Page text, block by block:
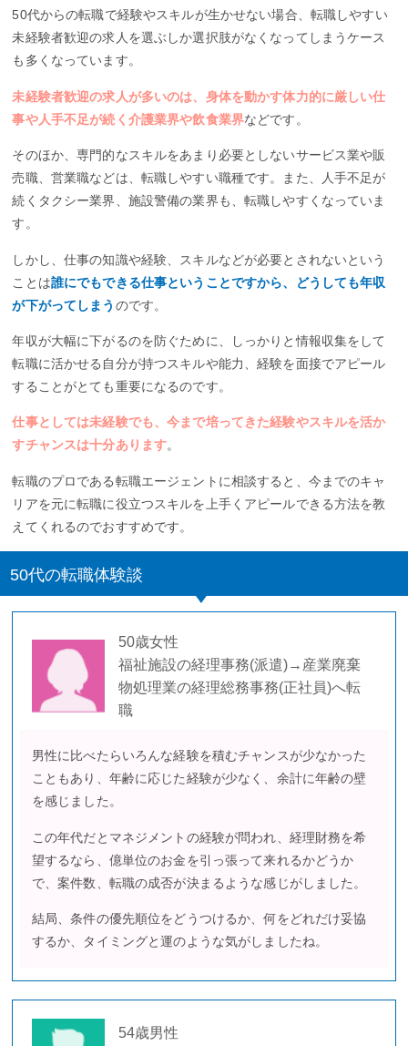
50代からの転職で経験やスキルが生かせない場合、転職しやすい
未経験者歓迎の求人を選ぶしか選択肢がなくなってしまうケース
も多くなっています。
未経験者歓迎の求人が多いのは、身体を動かす体力的に厳しい仕
事や人手不足が続く介護業界や飲食業界などです。
そのほか、専門的なスキルをあまり必要としないサービス業や販
売職、営業職などは、転職しやすい職種です。また、人手不足が
続くタクシー業界、施設警備の業界も、転職しやすくなっていま
す。
しかし、仕事の知識や経験、スキルなどが必要とされないという
ことは誰にでもできる仕事ということですから、どうしても年収
が下がってしまう のです。
年収が大幅に下がるのを防ぐために、しっかりと情報収集をして
転職に活かせる自分が持つスキルや能力、経験を面接でアピール
することがとても重要になるのです。
仕事としては未経験でも、今まで培ってきた経験やスキルを活か
すチャンスは十分あります。
転職のプロである転職エージェントに相談すると、今までのキャ
リアを元に転職に役立つスキルを上手くアピールできる方法を教
えてくれるのでおすすめです。
50代の転職体験談
50歳女性
福祉施設の経理事務(派遣)→産業廃棄
物処理業の経理総務事務(正社員)へ転
職
男性に比べたらいろんな経験を積むチャンスが少なかった
こともあり、年齢に応じた経験が少なく、余計に年齢の壁
を感じました。
この年代だとマネジメントの経験が問われ、経理財務を希
望するなら、億単位のお金を引っ張って来れるかどうか
で、案件数、転職の成否が決まるような感じがしました。
結局、条件の優先順位をどうつけるか、何をどれだけ妥協
するか、タイミングと運のような気がしましたね。
54歳男性